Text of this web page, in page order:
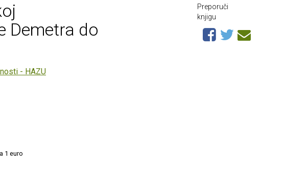
Demetra do
- HAZU
1 euro
Preporuči
knjigu